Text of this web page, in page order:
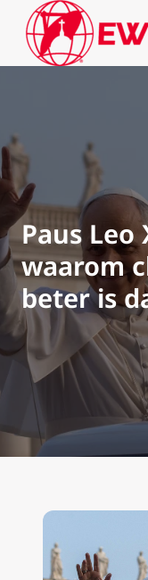
Paus
waarom
beter is